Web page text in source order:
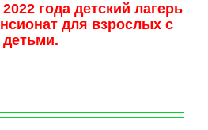
года детский лагерь
для взрослых с
детьми.